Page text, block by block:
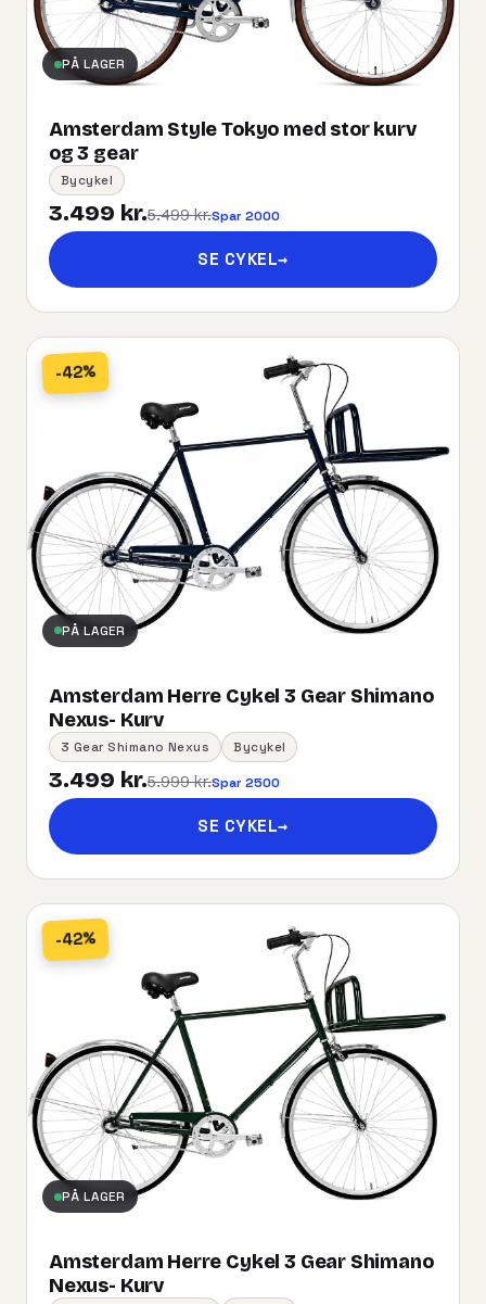
PÅ LAGER
Amsterdam Style Tokyo med stor kurv
og 3 gear
Bycykel
3.499 kr.5.499 kr.Spar 2000
SE CYKEL→
-42%
PÅ LAGER
Amsterdam Herre Cykel 3 Gear Shimano
Nexus- Kurv
3 Gear Shimano Nexus Bycykel
3.499 kr.5.999 kr.Spar 2500
SE CYKEL→
-42%
PÅ LAGER
Amsterdam Herre Cykel 3 Gear Shimano
Nexus- Kurv